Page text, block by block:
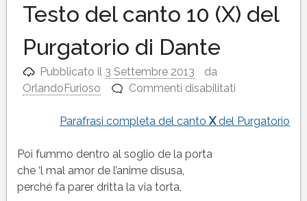
Testo del canto 10 (X) del
Purgatorio di Dante
Pubblicato il 3 Settembre 2013
da
OrlandoFurioso
Commenti disabilitati
del
Parafrasi completa del cantoXdel Purgatorio
Poi fummo dentro al soglio de la porta
che ‘l mal amor de l’anime disusa,
perché fa parer dritta la via torta,